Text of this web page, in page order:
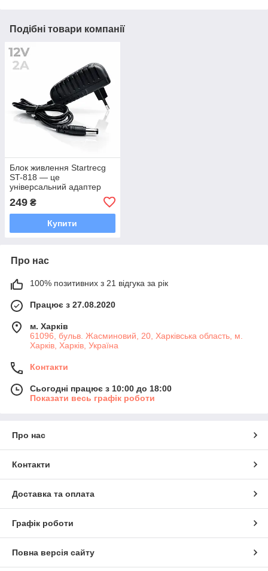
Подібні товари компанії
Блок живлення Startrecg
ST-818 — це
універсальний адаптер
для роутерів, модемів та
іншої мережевої техніки,
що працює від напруги
249 ₴
Купити
Про нас
100% позитивних з 21 відгука за рік
Працює з 27.08.2020
м. Харків
61096, бульв. Жасминовий, 20, Харківська область, м.
Харків, Харків, Україна
Контакти
Сьогодні працює з 10:00 до 18:00
Показати весь графік роботи
Про нас
Контакти
Доставка та оплата
Графік роботи
Повна версія сайту